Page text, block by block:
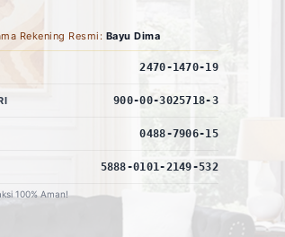
Rekening Resmi: Bayu Dima
2470-1470-19
900-00-3025718-3
0488-7906-15
5888-0101-2149-532
100% Aman!